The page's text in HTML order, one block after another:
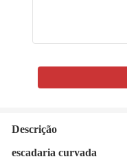
Descrição
escadaria curvada